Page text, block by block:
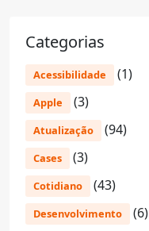
Categorias
Acessibilidade (1)
Apple (3)
Atualização (94)
Cases (3)
Cotidiano (43)
Desenvolvimento (6)